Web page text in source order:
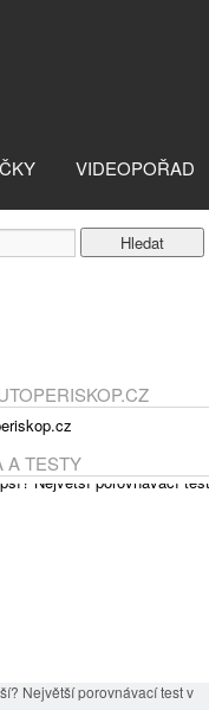
VIDEOPOŘAD
A TESTY
Největší porovnávací test v